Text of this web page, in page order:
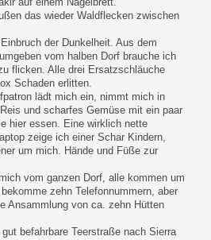
das wieder Waldflecken zwischen
der Dunkelheit. Aus dem
vom halben Dorf brauche ich
flicken. Alle drei Ersatzschläuche
Schaden erlitten.
lädt mich ein, nimmt mich in
und scharfes Gemüse mit ein paar
hier essen. Eine wirklich nette
zeige ich einer Schar Kindern,
um mich. Hände und Füße zur
vom ganzen Dorf, alle kommen um
zehn Telefonnummern, aber
Ansammlung von ca. zehn Hütten
befahrbare Teerstraße nach Sierra